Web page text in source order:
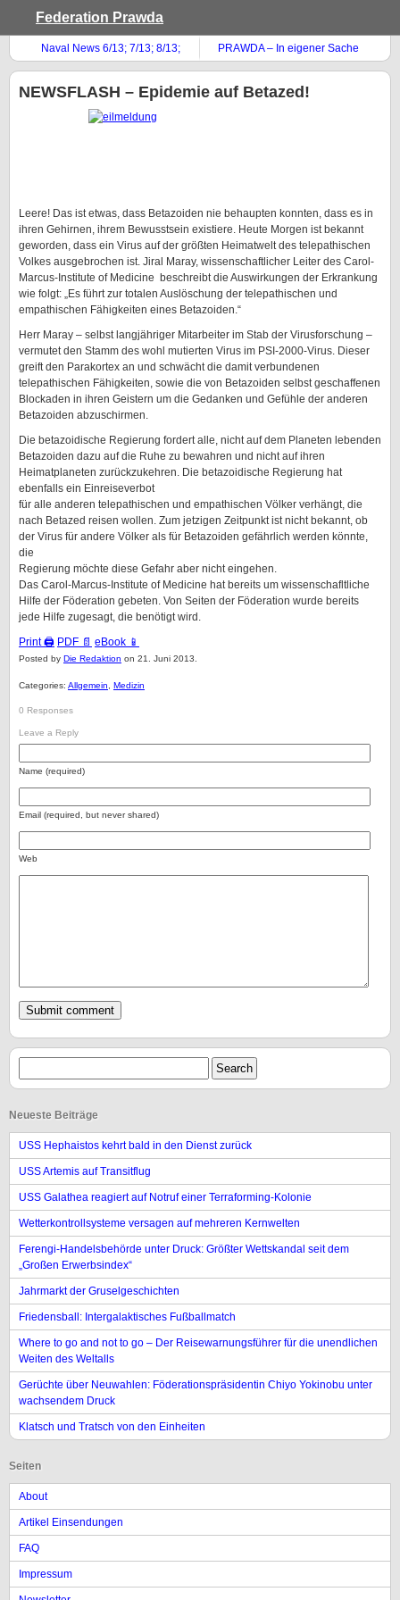
Federation Prawda
Naval News 6/13; 7/13; 8/13;
9/13; 10/13
PRAWDA – In eigener Sache
NEWSFLASH – Epidemie auf Betazed!
Leere! Das ist etwas, dass Betazoiden nie behaupten konnten, dass es in
ihren Gehirnen, ihrem Bewusstsein existiere. Heute Morgen ist bekannt
geworden, dass ein Virus auf der größten Heimatwelt des telepathischen
Volkes ausgebrochen ist. Jiral Maray, wissenschaftlicher Leiter des Carol-
Marcus-Institute of Medicine beschreibt die Auswirkungen der Erkrankung
wie folgt: „Es führt zur totalen Auslöschung der telepathischen und
empathischen Fähigkeiten eines Betazoiden.“
Herr Maray – selbst langjähriger Mitarbeiter im Stab der Virusforschung –
vermutet den Stamm des wohl mutierten Virus im PSI-2000-Virus. Dieser
greift den Parakortex an und schwächt die damit verbundenen
telepathischen Fähigkeiten, sowie die von Betazoiden selbst geschaffenen
Blockaden in ihren Geistern um die Gedanken und Gefühle der anderen
Betazoiden abzuschirmen.
Die betazoidische Regierung fordert alle, nicht auf dem Planeten lebenden
Betazoiden dazu auf die Ruhe zu bewahren und nicht auf ihren
Heimatplaneten zurückzukehren. Die betazoidische Regierung hat
ebenfalls ein Einreiseverbot
für alle anderen telepathischen und empathischen Völker verhängt, die
nach Betazed reisen wollen. Zum jetzigen Zeitpunkt ist nicht bekannt, ob
der Virus für andere Völker als für Betazoiden gefährlich werden könnte,
die
Regierung möchte diese Gefahr aber nicht eingehen.
Das Carol-Marcus-Institute of Medicine hat bereits um wissenschafltliche
Hilfe der Föderation gebeten. Von Seiten der Föderation wurde bereits
jede Hilfe zugesagt, die benötigt wird.
Print 🖨 PDF 📄 eBook 📱
Posted by Die Redaktion on 21. Juni 2013.
Categories: Allgemein Medizin
0 Responses
Leave a Reply
Name (required)
Email (required, but never shared)
Web
Neueste Beiträge
USS Hephaistos kehrt bald in den Dienst zurück
USS Artemis auf Transitflug
USS Galathea reagiert auf Notruf einer Terraforming-Kolonie
Wetterkontrollsysteme versagen auf mehreren Kernwelten
Ferengi-Handelsbehörde unter Druck: Größter Wettskandal seit dem
„Großen Erwerbsindex“
Jahrmarkt der Gruselgeschichten
Friedensball: Intergalaktisches Fußballmatch
Where to go and not to go – Der Reisewarnungsführer für die unendlichen
Weiten des Weltalls
Gerüchte über Neuwahlen: Föderationspräsidentin Chiyo Yokinobu unter
wachsendem Druck
Klatsch und Tratsch von den Einheiten
Seiten
About
Artikel Einsendungen
FAQ
Impressum